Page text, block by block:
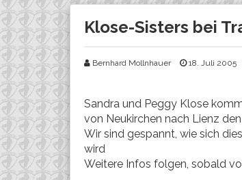
Klose-Sisters bei
Bernhard Mollnhauer 18. Juli 2005
Sandra und Peggy Klose
von Neukirchen nach Lienz
Wir sind gespannt, wie sich
wird
Weitere Infos folgen, sobald